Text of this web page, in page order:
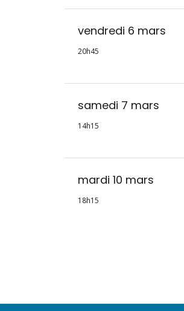
vendredi 6 mars
20h45
samedi 7 mars
14h15
mardi 10 mars
18h15